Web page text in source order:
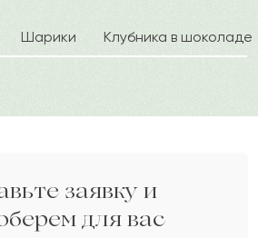
2022-08-09
2022-08-06
2022-07-24
Шарики Клубника в шоколаде
заявку и
для вас